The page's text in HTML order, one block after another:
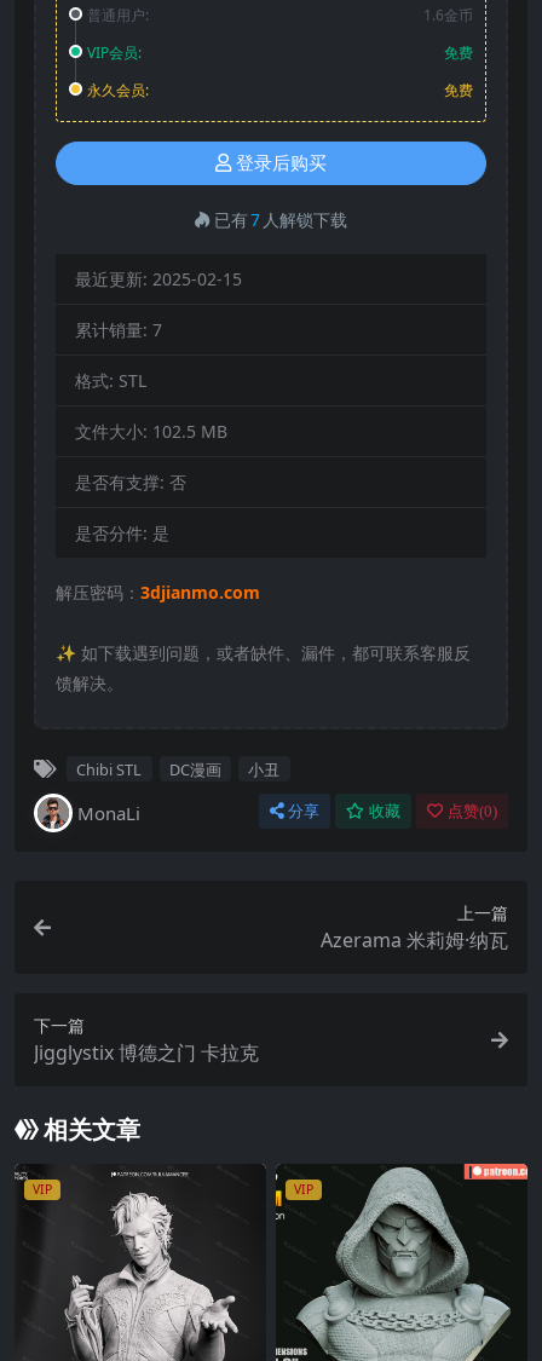
普通用户:
1.6金币
VIP会员:
免费
永久会员:
免费
登录后购买
已有7 人解锁下载
最近更新: 2025-02-15
累计销量: 7
格式: STL
文件大小: 102.5 MB
是否有支撑: 否
是否分件: 是
解压密码： 3djianmo.com
✨️ 如下载遇到问题，或者缺件、漏件，都可联系客服反
馈解决。
Chibi STL DC漫画 小丑
MonaLi 分享 收藏 点赞(0)
上一篇
Azerama 米莉姆·纳瓦
下一篇
Jigglystix 博德之门 卡拉克
相关文章
VIP VIP